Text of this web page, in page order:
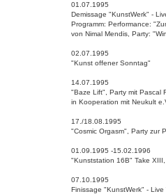
01.07.1995
Demissage "KunstWerk" -
Programm: Performance:
von Nimal Mendis, Party:
02.07.1995
"Kunst offener Sonntag"
14.07.1995
"Baze Lift", Party mit Pascal
in Kooperation mit Neukult
17./18.08.1995
"Cosmic Orgasm", Party zur
01.09.1995 -15.02.1996
"Kunststation 16B" Take
07.10.1995
Finissage "KunstWerk" -